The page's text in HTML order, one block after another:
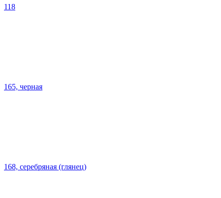
118
165, черная
168, серебряная (глянец)